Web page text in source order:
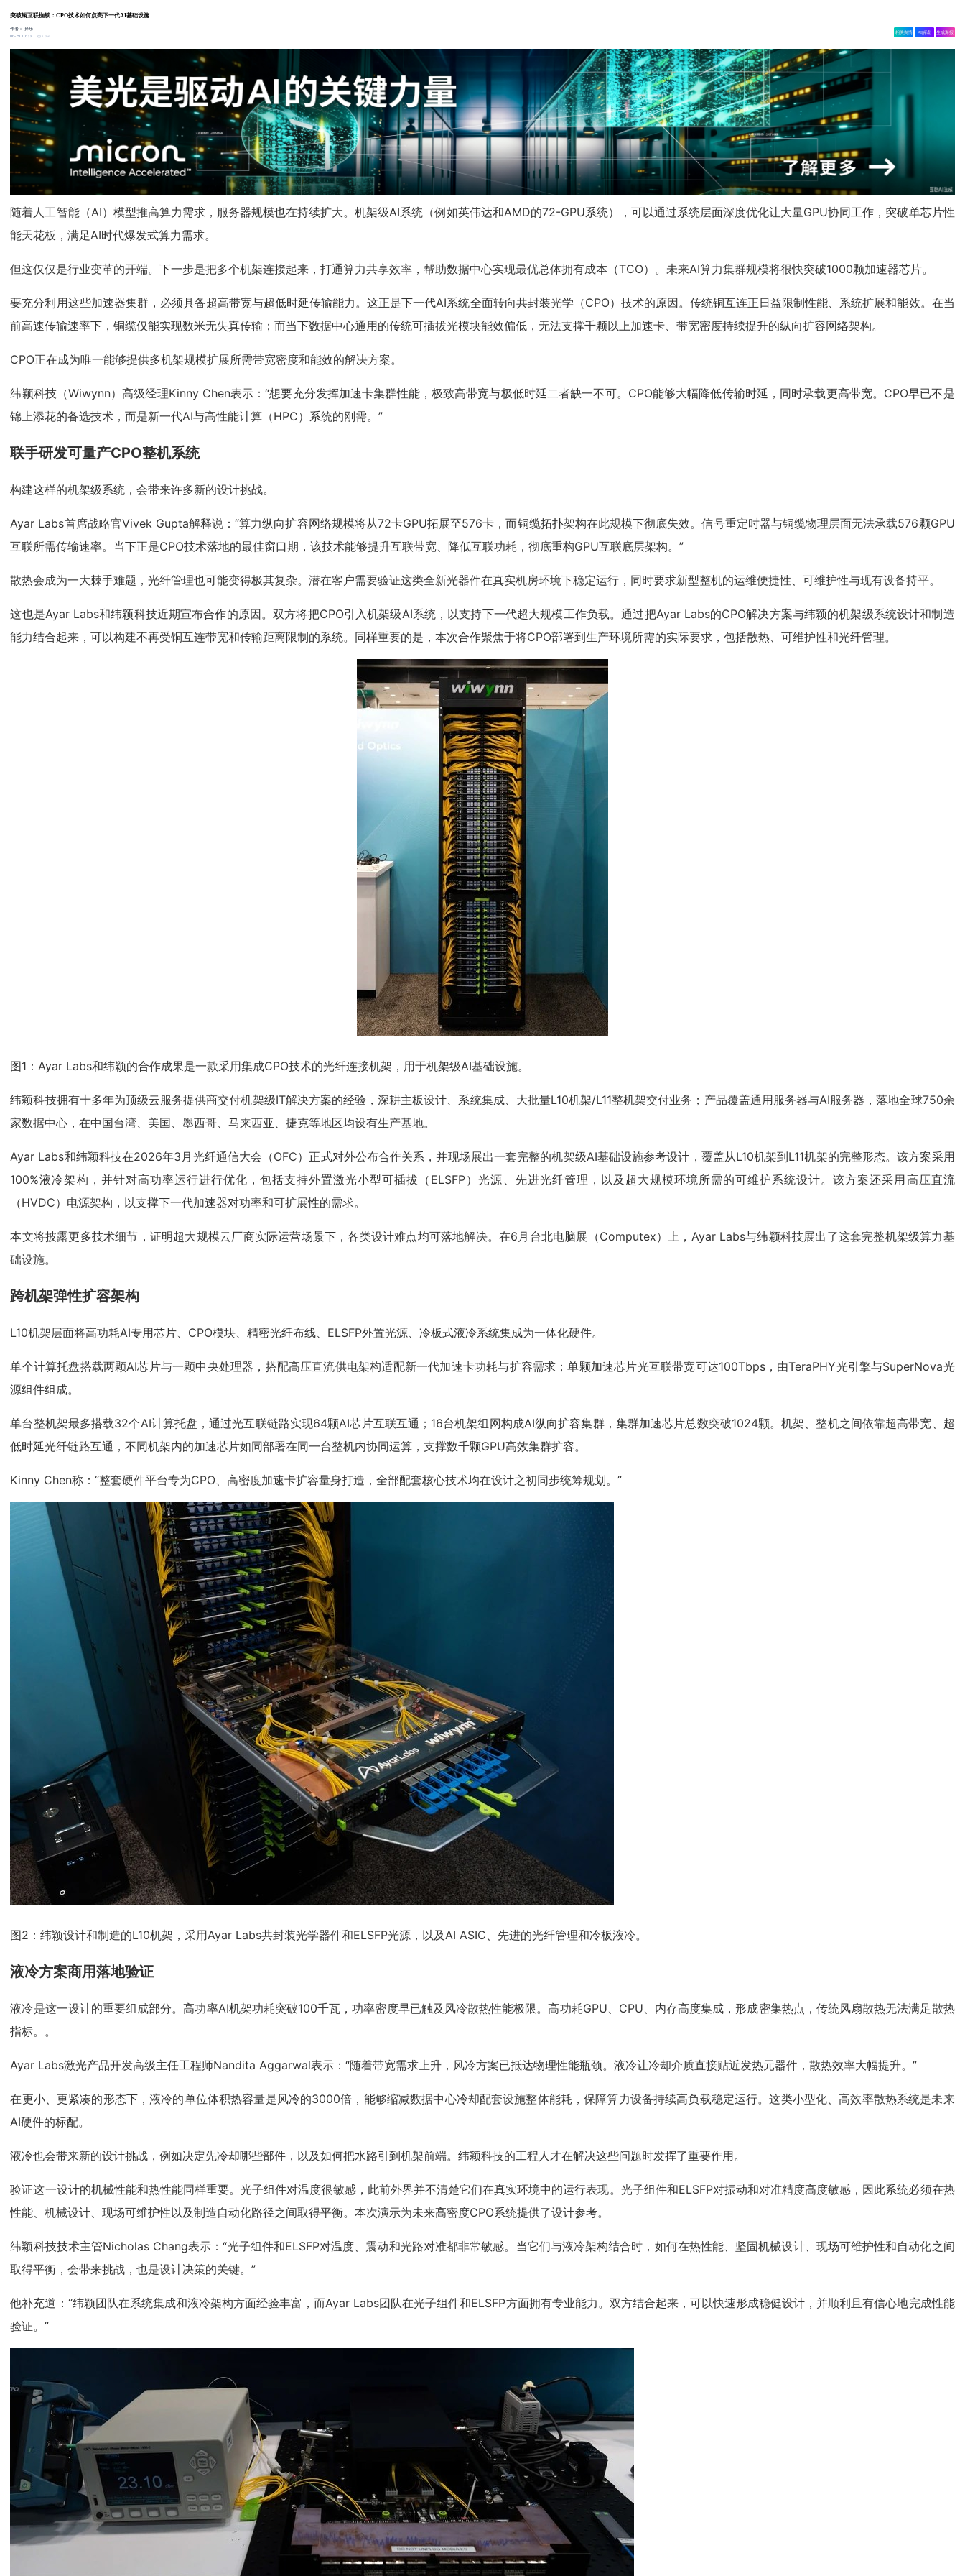
突破铜互联枷锁：CPO技术如何点亮下一代AI基础设施
作者：孙乐
06-29 10:33
3.3w
相关舆情 AI解读 生成海报
随着人工智能（AI）模型推高算力需求，服务器规模也在持续扩大。机架级AI系统（例如英伟达和AMD的72-GPU系统），可以通过系统层面深度优化让大量GPU协同工作，突破单芯片性
能天花板，满足AI时代爆发式算力需求。
但这仅仅是行业变革的开端。下一步是把多个机架连接起来，打通算力共享效率，帮助数据中心实现最优总体拥有成本（TCO）。未来AI算力集群规模将很快突破1000颗加速器芯片。
要充分利用这些加速器集群，必须具备超高带宽与超低时延传输能力。这正是下一代AI系统全面转向共封装光学（CPO）技术的原因。传统铜互连正日益限制性能、系统扩展和能效。在当
前高速传输速率下，铜缆仅能实现数米无失真传输；而当下数据中心通用的传统可插拔光模块能效偏低，无法支撑千颗以上加速卡、带宽密度持续提升的纵向扩容网络架构。
CPO正在成为唯一能够提供多机架规模扩展所需带宽密度和能效的解决方案。
纬颖科技（Wiwynn）高级经理Kinny Chen表示：“想要充分发挥加速卡集群性能，极致高带宽与极低时延二者缺一不可。CPO能够大幅降低传输时延，同时承载更高带宽。CPO早已不是
锦上添花的备选技术，而是新一代AI与高性能计算（HPC）系统的刚需。”
联手研发可量产CPO整机系统
构建这样的机架级系统，会带来许多新的设计挑战。
Ayar Labs首席战略官Vivek Gupta解释说：“算力纵向扩容网络规模将从72卡GPU拓展至576卡，而铜缆拓扑架构在此规模下彻底失效。信号重定时器与铜缆物理层面无法承载576颗GPU
互联所需传输速率。当下正是CPO技术落地的最佳窗口期，该技术能够提升互联带宽、降低互联功耗，彻底重构GPU互联底层架构。”
散热会成为一大棘手难题，光纤管理也可能变得极其复杂。潜在客户需要验证这类全新光器件在真实机房环境下稳定运行，同时要求新型整机的运维便捷性、可维护性与现有设备持平。
这也是Ayar Labs和纬颖科技近期宣布合作的原因。双方将把CPO引入机架级AI系统，以支持下一代超大规模工作负载。通过把Ayar Labs的CPO解决方案与纬颖的机架级系统设计和制造
能力结合起来，可以构建不再受铜互连带宽和传输距离限制的系统。同样重要的是，本次合作聚焦于将CPO部署到生产环境所需的实际要求，包括散热、可维护性和光纤管理。
图1：Ayar Labs和纬颖的合作成果是一款采用集成CPO技术的光纤连接机架，用于机架级AI基础设施。
纬颖科技拥有十多年为顶级云服务提供商交付机架级IT解决方案的经验，深耕主板设计、系统集成、大批量L10机架/L11整机架交付业务；产品覆盖通用服务器与AI服务器，落地全球750余
家数据中心，在中国台湾、美国、墨西哥、马来西亚、捷克等地区均设有生产基地。
Ayar Labs和纬颖科技在2026年3月光纤通信大会（OFC）正式对外公布合作关系，并现场展出一套完整的机架级AI基础设施参考设计，覆盖从L10机架到L11机架的完整形态。该方案采用
100%液冷架构，并针对高功率运行进行优化，包括支持外置激光小型可插拔（ELSFP）光源、先进光纤管理，以及超大规模环境所需的可维护系统设计。该方案还采用高压直流
（HVDC）电源架构，以支撑下一代加速器对功率和可扩展性的需求。
本文将披露更多技术细节，证明超大规模云厂商实际运营场景下，各类设计难点均可落地解决。在6月台北电脑展（Computex）上，Ayar Labs与纬颖科技展出了这套完整机架级算力基
础设施。
跨机架弹性扩容架构
L10机架层面将高功耗AI专用芯片、CPO模块、精密光纤布线、ELSFP外置光源、冷板式液冷系统集成为一体化硬件。
单个计算托盘搭载两颗AI芯片与一颗中央处理器，搭配高压直流供电架构适配新一代加速卡功耗与扩容需求；单颗加速芯片光互联带宽可达100Tbps，由TeraPHY光引擎与SuperNova光
源组件组成。
单台整机架最多搭载32个AI计算托盘，通过光互联链路实现64颗AI芯片互联互通；16台机架组网构成AI纵向扩容集群，集群加速芯片总数突破1024颗。机架、整机之间依靠超高带宽、超
低时延光纤链路互通，不同机架内的加速芯片如同部署在同一台整机内协同运算，支撑数千颗GPU高效集群扩容。
Kinny Chen称：“整套硬件平台专为CPO、高密度加速卡扩容量身打造，全部配套核心技术均在设计之初同步统筹规划。”
图2：纬颖设计和制造的L10机架，采用Ayar Labs共封装光学器件和ELSFP光源，以及AI ASIC、先进的光纤管理和冷板液冷。
液冷方案商用落地验证
液冷是这一设计的重要组成部分。高功率AI机架功耗突破100千瓦，功率密度早已触及风冷散热性能极限。高功耗GPU、CPU、内存高度集成，形成密集热点，传统风扇散热无法满足散热
指标。。
Ayar Labs激光产品开发高级主任工程师Nandita Aggarwal表示：“随着带宽需求上升，风冷方案已抵达物理性能瓶颈。液冷让冷却介质直接贴近发热元器件，散热效率大幅提升。”
在更小、更紧凑的形态下，液冷的单位体积热容量是风冷的3000倍，能够缩减数据中心冷却配套设施整体能耗，保障算力设备持续高负载稳定运行。这类小型化、高效率散热系统是未来
AI硬件的标配。
液冷也会带来新的设计挑战，例如决定先冷却哪些部件，以及如何把水路引到机架前端。纬颖科技的工程人才在解决这些问题时发挥了重要作用。
验证这一设计的机械性能和热性能同样重要。光子组件对温度很敏感，此前外界并不清楚它们在真实环境中的运行表现。光子组件和ELSFP对振动和对准精度高度敏感，因此系统必须在热
性能、机械设计、现场可维护性以及制造自动化路径之间取得平衡。本次演示为未来高密度CPO系统提供了设计参考。
纬颖科技技术主管Nicholas Chang表示：“光子组件和ELSFP对温度、震动和光路对准都非常敏感。当它们与液冷架构结合时，如何在热性能、坚固机械设计、现场可维护性和自动化之间
取得平衡，会带来挑战，也是设计决策的关键。”
他补充道：“纬颖团队在系统集成和液冷架构方面经验丰富，而Ayar Labs团队在光子组件和ELSFP方面拥有专业能力。双方结合起来，可以快速形成稳健设计，并顺利且有信心地完成性能
验证。”